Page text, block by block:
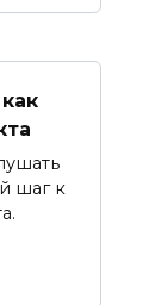
шаг к